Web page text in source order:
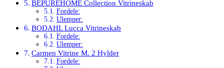
BEPUREHOME Collection Vitrineskab
Fordele:
Ulemper:
BODAHL Lucca Vitrineskab
Fordele:
Ulemper:
Carmen Vitrine M. 2 Hylder
Fordele: